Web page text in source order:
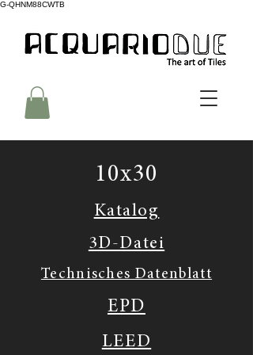
G-QHNM88CWTB
10x30
Katalog
3D-Datei
Technisches Datenblatt
EPD
LEED